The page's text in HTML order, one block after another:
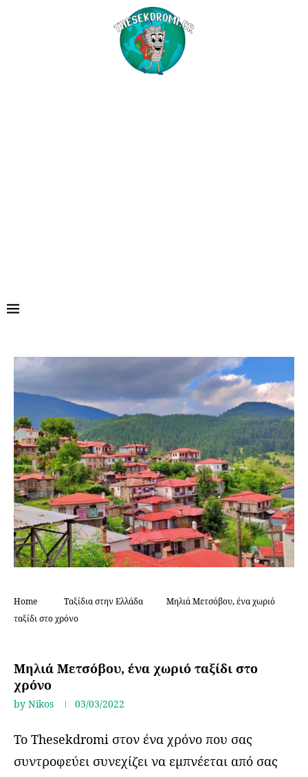
Home Ταξίδια στην Ελλάδα
Μηλιά Μετσόβου, ένα χωριό
ταξίδι στο χρόνο
Μηλιά Μετσόβου, ένα χωριό ταξίδι στο
χρόνο
by Nikos 03/03/2022
Το Thesekdromi στον ένα χρόνο που σας
συντροφεύει συνεχίζει να εμπνέεται από σας